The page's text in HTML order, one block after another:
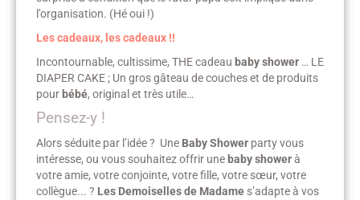
l’organisation. (Hé oui !)
Les cadeaux, les cadeaux !!
Incontournable, cultissime, THE cadeau baby shower … LE
DIAPER CAKE ; Un gros gâteau de couches et de produits
pour bébé, original et très utile…
Pensez-y !
Alors séduite par l’idée ? Une Baby Shower party vous
intéresse, ou vous souhaitez offrir une baby showerà
votre amie, votre conjointe, votre fille, votre sœur, votre
collègue... ? Les Demoiselles de Madame s’adapte à vos